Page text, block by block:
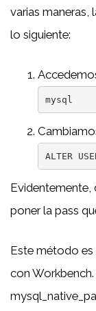
varias maneras,
lo siguiente:
mysql
ALTER
Evidentemente,
poner la pass
Este método es
con